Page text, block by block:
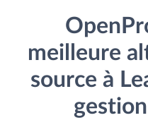
meilleure
source à